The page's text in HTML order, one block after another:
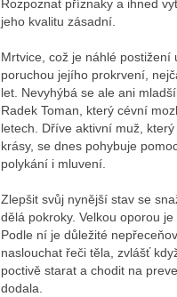
Rozpoznat příznaky a ihned
jeho kvalitu zásadní.
Mrtvice, což je náhlé
poruchou jejího prokrvení,
let. Nevyhýbá se ale ani
Radek Toman, který cévní
letech. Dříve aktivní muž,
krásy, se dnes pohybuje
polykání i mluvení.
Zlepšit svůj nynější stav se
dělá pokroky. Velkou oporou
Podle ní je důležité
naslouchat řeči těla, zvlášť
poctivě starat a chodit na
dodala.